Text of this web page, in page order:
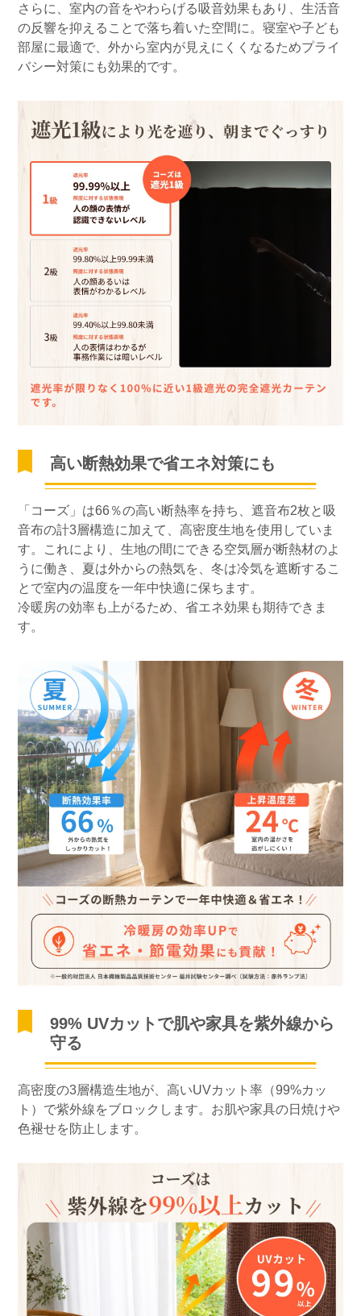
さらに、室内の音をやわらげる吸音効果もあり、生活音
の反響を抑えることで落ち着いた空間に。寝室や子ども
部屋に最適で、外から室内が見えにくくなるためプライ
バシー対策にも効果的です。
高い断熱効果で省エネ対策にも
「コーズ」は66％の高い断熱率を持ち、遮音布2枚と吸
音布の計3層構造に加えて、高密度生地を使用していま
す。これにより、生地の間にできる空気層が断熱材のよ
うに働き、夏は外からの熱気を、冬は冷気を遮断するこ
とで室内の温度を一年中快適に保ちます。
冷暖房の効率も上がるため、省エネ効果も期待できま
す。
99% UVカットで肌や家具を紫外線から
守る
高密度の3層構造生地が、高いUVカット率（99%カッ
ト）で紫外線をブロックします。お肌や家具の日焼けや
色褪せを防止します。